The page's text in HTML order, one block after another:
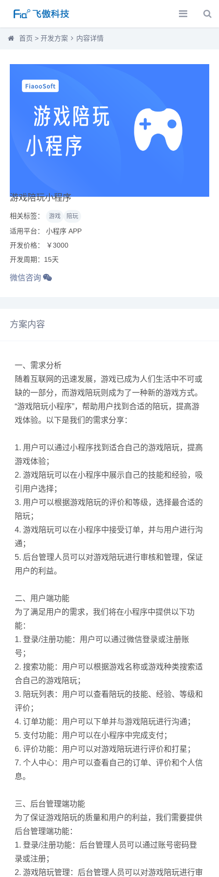
首页 > 开发方案 内容详情
游戏陪玩小程序
相关标签： 游戏 陪玩
适用平台： 小程序 APP
开发价格： ￥3000
开发周期：15天
微信咨询
方案内容
一、需求分析
随着互联网的迅速发展，游戏已成为人们生活中不可或
缺的一部分，而游戏陪玩则成为了一种新的游戏方式。
“游戏陪玩小程序”，帮助用户找到合适的陪玩，提高游
戏体验。以下是我们的需求分享：
1. 用户可以通过小程序找到适合自己的游戏陪玩，提高
游戏体验；
2. 游戏陪玩可以在小程序中展示自己的技能和经验，吸
引用户选择；
3. 用户可以根据游戏陪玩的评价和等级，选择最合适的
陪玩；
4. 游戏陪玩可以在小程序中接受订单，并与用户进行沟
通；
5. 后台管理人员可以对游戏陪玩进行审核和管理，保证
用户的利益。
二、用户端功能
为了满足用户的需求，我们将在小程序中提供以下功
能：
1. 登录/注册功能：用户可以通过微信登录或注册账
号；
2. 搜索功能：用户可以根据游戏名称或游戏种类搜索适
合自己的游戏陪玩；
3. 陪玩列表：用户可以查看陪玩的技能、经验、等级和
评价；
4. 订单功能：用户可以下单并与游戏陪玩进行沟通；
5. 支付功能：用户可以在小程序中完成支付；
6. 评价功能：用户可以对游戏陪玩进行评价和打星；
7. 个人中心：用户可以查看自己的订单、评价和个人信
息。
三、后台管理端功能
为了保证游戏陪玩的质量和用户的利益，我们需要提供
后台管理端功能：
1. 登录/注册功能：后台管理人员可以通过账号密码登
录或注册；
2. 游戏陪玩管理：后台管理人员可以对游戏陪玩进行审